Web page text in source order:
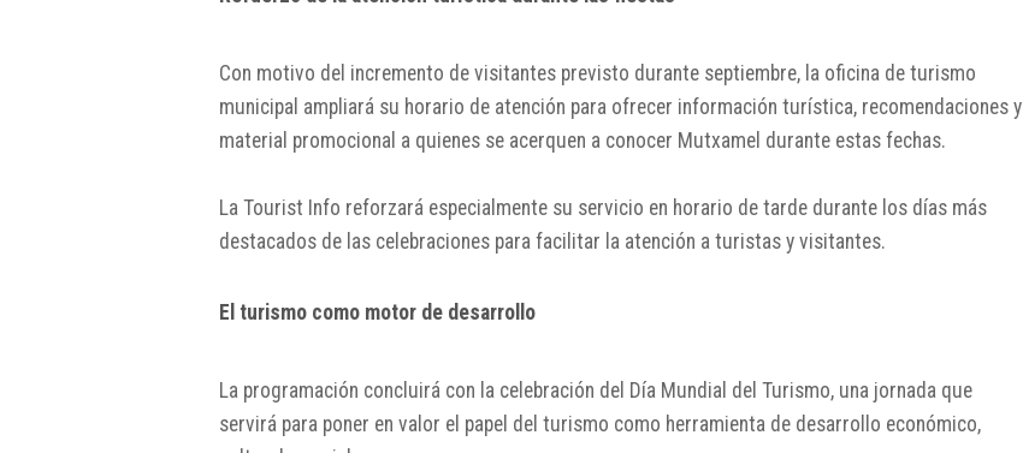
Con motivo del incremento de visitantes previsto durante septiembre, la oficina de turismo
municipal ampliará su horario de atención para ofrecer información turística, recomendaciones y
material promocional a quienes se acerquen a conocer Mutxamel durante estas fechas.
La Tourist Info reforzará especialmente su servicio en horario de tarde durante los días más
destacados de las celebraciones para facilitar la atención a turistas y visitantes.
El turismo como motor de desarrollo
La programación concluirá con la celebración del Día Mundial del Turismo, una jornada que
servirá para poner en valor el papel del turismo como herramienta de desarrollo económico,